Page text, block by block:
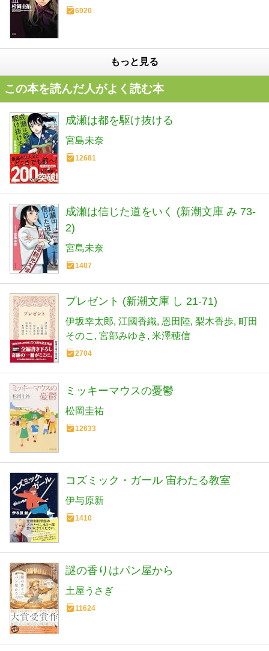
6920
もっと見る
この本を読んだ人がよく読む本
成瀬は都を駆け抜ける
宮島未奈
12681
成瀬は信じた道をいく (新潮文庫 み 73-
2)
宮島未奈
1407
プレゼント (新潮文庫 し 21-71)
伊坂幸太郎 江國香織 恩田陸 梨木香歩 町田
そのこ
宮部みゆき 米澤穂信
2704
ミッキーマウスの憂鬱
松岡圭祐
12633
コズミック・ガール 宙わたる教室
伊与原新
1410
謎の香りはパン屋から
土屋うさぎ
11624